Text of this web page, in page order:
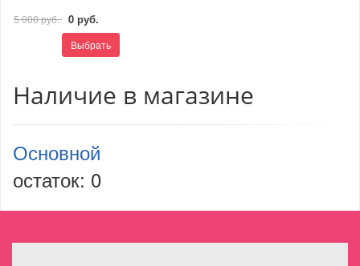
5 000 руб. 0 руб.
Выбрать
Наличие в магазине
Основной
остаток: 0